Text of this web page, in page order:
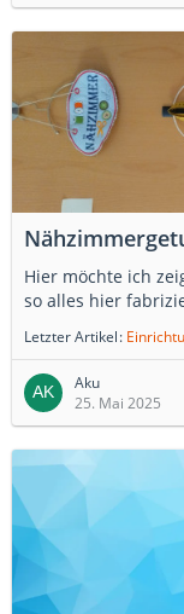
Hier möchte ich
so alles hier
Letzter Artikel
Aku
25. Mai 2025